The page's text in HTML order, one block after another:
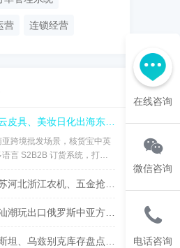
营 连锁经营
海东南亚：核货宝中英泰印尼中英泰印尼语供应链订货系统，实现渠道数字化管控
亚跨境批发场景，核货宝中英
言 S2B2B 订货系统，打通
系统完成多语言协同、进销
务对账，成为白云皮具、美
抢抓中亚出口机遇，核货宝中俄哈乌兹语S2B2B供应链系统助力批发企业数字化转型
斯中亚方案：核货宝中俄哈语供应链批发系统赋能玩具行业数字化运营
库存盘点太麻烦？这套中俄哈语进销存，广州佛山可上门演示
在线咨询
微信咨询
电话咨询